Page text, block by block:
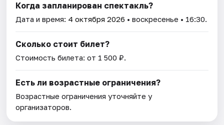
Когда запланирован спектакль?
Дата и время: 4 октября 2026 • воскресенье • 16:30.
Сколько стоит билет?
Стоимость билета: от 1 500 ₽.
Есть ли возрастные ограничения?
Возрастные ограничения уточняйте у
организаторов.